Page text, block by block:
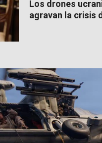
Los drones
agravan la crisis